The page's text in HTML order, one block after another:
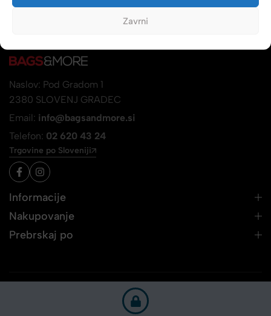
Zavrni
Naslov: Pod Gradom 1
2380 SLOVENJ GRADEC
Email: info@bagsandmore.si
Telefon: 02 620 43 24
Trgovine po Sloveniji
Informacije
Nakupovanje
Prebrskaj po